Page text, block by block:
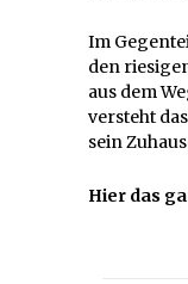
Im
den
aus dem
versteht
sein
Hier das